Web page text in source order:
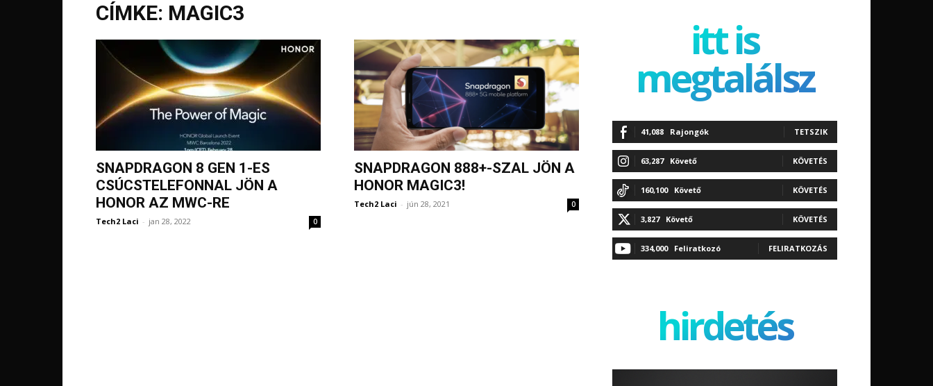
CÍMKE: MAGIC3
SNAPDRAGON 8 GEN 1-ES
CSÚCSTELEFONNAL JÖN A
HONOR AZ MWC-RE
Tech2 Laci - jan 28, 2022 0
SNAPDRAGON 888+-SZAL JÖN A
HONOR MAGIC3!
Tech2 Laci - jún 28, 2021 0
itt is
megtalálsz
41,088 Rajongók TETSZIK
63,287 Követő KÖVETÉS
160,100 Követő KÖVETÉS
3,827 Követő KÖVETÉS
334,000 Feliratkozó FELIRATKOZÁS
hirdetés